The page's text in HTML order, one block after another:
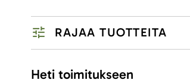
RAJAA TUOTTEITA
Listausvalinnat
Heti toimitukseen